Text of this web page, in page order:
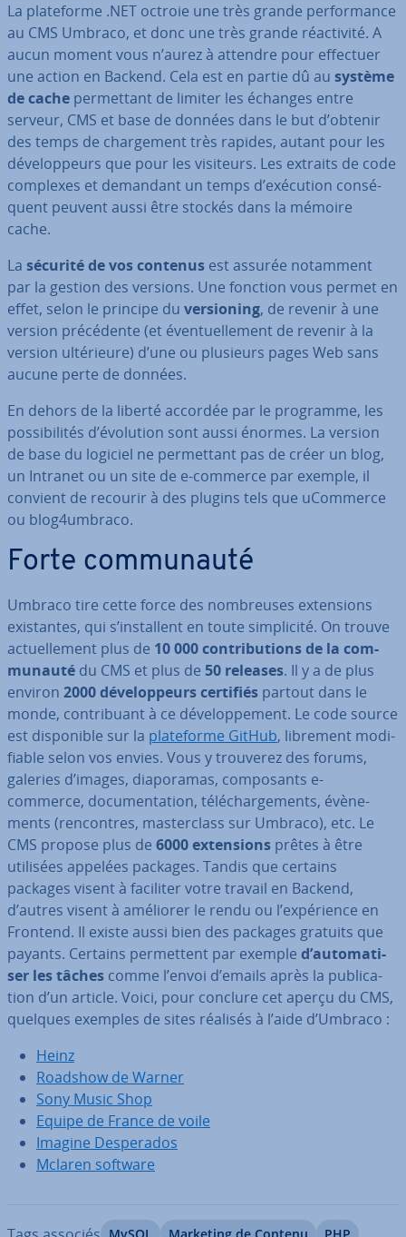
La pla­te­forme .NET octroie une très grande per­for­mance
au CMS Umbraco, et donc une très grande réac­ti­vité. A
aucun moment vous n’aurez à attendre pour effectuer
une action en Backend. Cela est en partie dû au système
de cache per­met­tant de limiter les échanges entre
serveur, CMS et base de données dans le but d’obtenir
des temps de char­ge­ment très rapides, autant pour les
dé­ve­lop­peurs que pour les visiteurs. Les extraits de code
complexes et demandant un temps d’exécution con­sé­
quent peuvent aussi être stockés dans la mémoire
cache.
La sécurité de vos contenus est assurée notamment
par la gestion des versions. Une fonction vous permet en
effet, selon le principe du ver­sio­ning, de revenir à une
version pré­cé­dente (et éven­tuel­le­ment de revenir à la
version ul­té­rieure) d’une ou plusieurs pages Web sans
aucune perte de données.
En dehors de la liberté accordée par le programme, les
pos­si­bi­li­tés d’évolution sont aussi énormes. La version
de base du logiciel ne per­met­tant pas de créer un blog,
un Intranet ou un site de e-commerce par exemple, il
convient de recourir à des plugins tels que uCommerce
ou blog4umbraco.
Forte com­mu­nauté
Umbraco tire cette force des nom­breuses ex­ten­sions
exis­tantes, qui s’ins­tal­lent en toute sim­pli­cité. On trouve
ac­tuel­le­ment plus de 10 000 con­tri­bu­tions de la com­
mu­nauté du CMS et plus de 50 releases. Il y a de plus
environ 2000 dé­ve­lop­peurs certifiés partout dans le
monde, con­tri­buant à ce dé­ve­lop­pe­ment. Le code source
est dis­po­nible sur la pla­te­forme GitHub, librement mo­di­
fiable selon vos envies. Vous y trouverez des forums,
galeries d’images, dia­po­ra­mas, com­po­sants e-
commerce, do­cu­men­ta­tion, té­lé­char­ge­ments, évè­ne­
ments (ren­contres, mas­ter­class sur Umbraco), etc. Le
CMS propose plus de 6000 ex­ten­sions prêtes à être
utilisées appelées packages. Tandis que certains
packages visent à faciliter votre travail en Backend,
d’autres visent à améliorer le rendu ou l’ex­pé­rience en
Frontend. Il existe aussi bien des packages gratuits que
payants. Certains per­met­tent par exemple d’au­to­ma­ti­
ser les tâches comme l’envoi d’emails après la pu­bli­ca­
tion d’un article. Voici, pour conclure cet aperçu du CMS,
quelques exemples de sites réalisés à l’aide d’Umbraco :
Heinz
Roadshow de Warner
Sony Music Shop
Equipe de France de voile
Imagine Des­pe­ra­dos
Mclaren software